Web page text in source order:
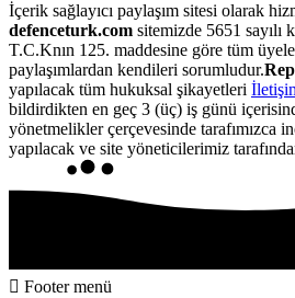
İçerik sağlayıcı paylaşım sitesi olarak
defenceturk.com sitemizde 5651 sayılı
T.C.Knın 125. maddesine göre tüm
paylaşımlardan kendileri sorumludur.
yapılacak tüm hukuksal şikayetleri
bildirdikten en geç 3 (üç) iş günü
yönetmelikler çerçevesinde tarafımızca
yapılacak ve site yöneticilerimiz
Footer menü